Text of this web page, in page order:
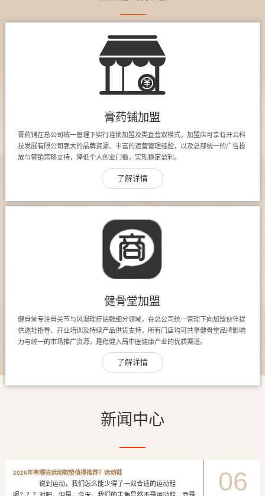
膏药铺加盟
膏药铺在总公司统一管理下实行连锁加盟及类直营双模式，加盟店可享有开云科
技发展有限公司强大的品牌资源、丰富的运营管理经验，以及总部统一的广告投
放与营销策略支持，降低个人创业门槛，实现稳定盈利。
了解详情
健骨堂加盟
健骨堂专注骨关节与风湿理疗贴敷细分领域，在总公司统一管理下向加盟伙伴提
供选址指导、开业培训及持续产品供货支持，所有门店均可共享健骨堂品牌影响
力与统一的市场推广资源，是稳健入局中医健康产业的优质渠道。
了解详情
新闻中心
2026年有哪些运动鞋垫值得推荐？运动鞋
说到运动，我们怎么能少得了一双合适的运动鞋
06